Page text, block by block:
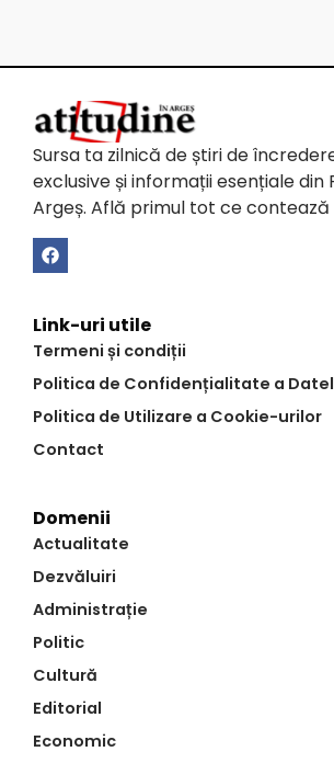
Sursa ta zilnică de știri de
exclusive și informații esențiale din
Argeș. Află primul tot ce
Link-uri utile
Termeni și condiții
Politica de Confidențialitate a
Politica de Utilizare a Cookie-urilor
Contact
Domenii
Actualitate
Dezvăluiri
Administrație
Politic
Cultură
Editorial
Economic